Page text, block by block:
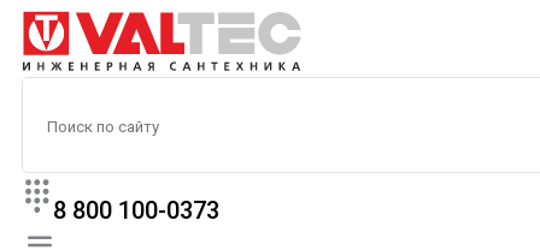
8 800 100-0373